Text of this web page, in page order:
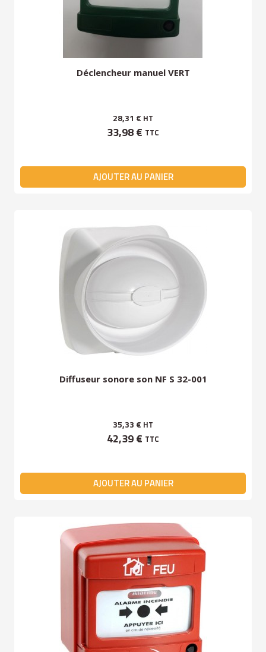
Déclencheur manuel VERT
28,31 € HT
33,98 € TTC
AJOUTER AU PANIER
Diffuseur sonore son NF S 32-001
35,33 € HT
42,39 € TTC
AJOUTER AU PANIER